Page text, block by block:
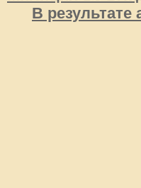
В результате